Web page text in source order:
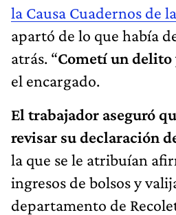
la Causa Cuadernos de
apartó de lo que había
atrás. “Cometí un delito
el encargado.
El trabajador aseguró
revisar su declaración
la que se le atribuían
ingresos de bolsos y
departamento de